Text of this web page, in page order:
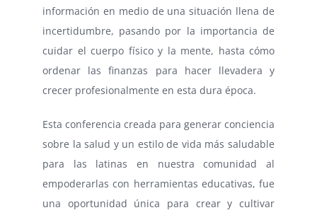
información en medio de una situación llena de
incertidumbre, pasando por la importancia de
cuidar el cuerpo físico y la mente, hasta cómo
ordenar las finanzas para hacer llevadera y
crecer profesionalmente en esta dura época.
Esta conferencia creada para generar conciencia
sobre la salud y un estilo de vida más saludable
para las latinas en nuestra comunidad al
empoderarlas con herramientas educativas, fue
una oportunidad única para crear y cultivar